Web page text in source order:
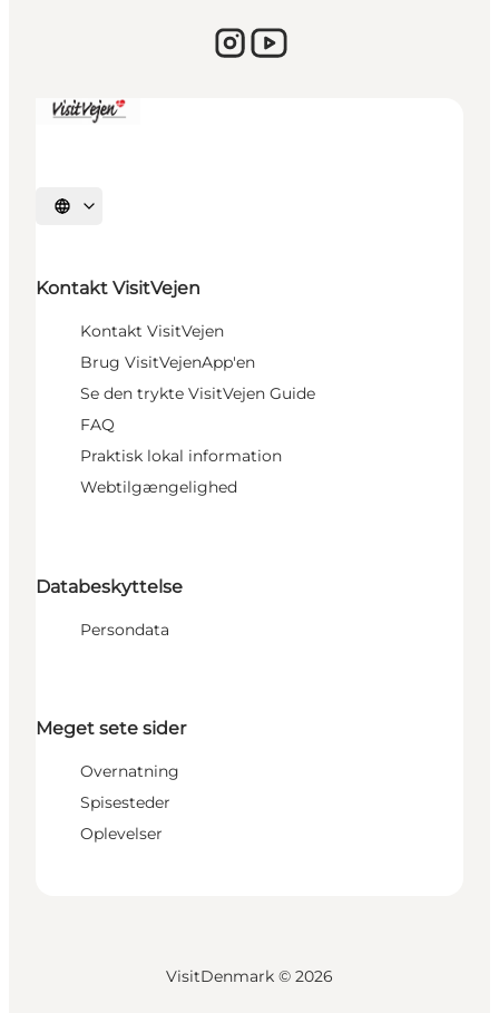
Vælg sprog
Kontakt VisitVejen
Kontakt VisitVejen
Brug VisitVejenApp'en
Se den trykte VisitVejen Guide
FAQ
Praktisk lokal information
Webtilgængelighed
Databeskyttelse
Persondata
Meget sete sider
Overnatning
Spisesteder
Oplevelser
VisitDenmark © 2026